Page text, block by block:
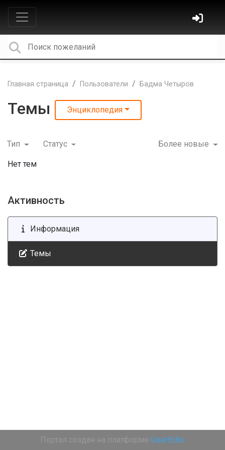
Главная страница Пользователи Бадма Четыров
Темы Энциклопедия
Тип Статус Более новые
Нет тем
Активность
Информация
Темы
Портал создан на платформе UserEcho